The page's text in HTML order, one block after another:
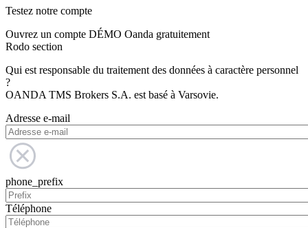
Testez notre compte
Ouvrez un compte DÉMO Oanda gratuitement
Rodo section
Qui est responsable du traitement des données à caractère personnel
?
OANDA TMS Brokers S.A. est basé à Varsovie.
Adresse e-mail
phone_prefix
Téléphone